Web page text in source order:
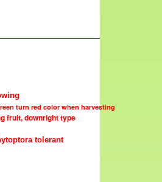
turn red color when harvesting
fruit, downright type
tolerant